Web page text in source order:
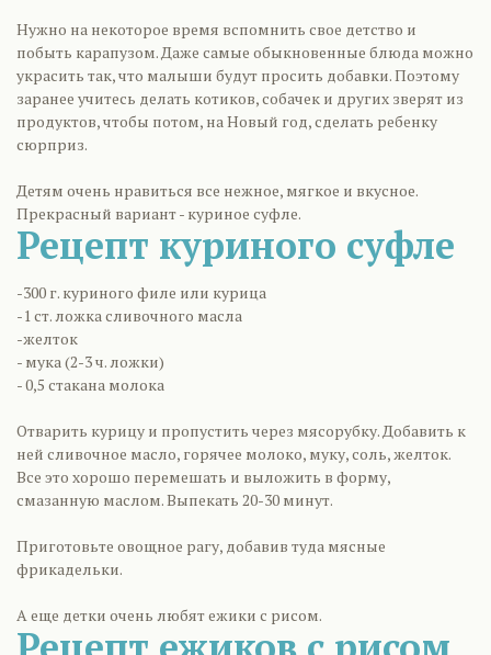
Нужно на некоторое время вспомнить свое детство и
побыть карапузом. Даже самые обыкновенные блюда можно
украсить так, что малыши будут просить добавки. Поэтому
заранее учитесь делать котиков, собачек и других зверят из
продуктов, чтобы потом, на Новый год, сделать ребенку
сюрприз.
Детям очень нравиться все нежное, мягкое и вкусное.
Прекрасный вариант - куриное суфле.
Рецепт куриного суфле
-300 г. куриного филе или курица
-1 ст. ложка сливочного масла
-желток
- мука (2-3 ч. ложки)
- 0,5 стакана молока
Отварить курицу и пропустить через мясорубку. Добавить к
ней сливочное масло, горячее молоко, муку, соль, желток.
Все это хорошо перемешать и выложить в форму,
смазанную маслом. Выпекать 20-30 минут.
Приготовьте овощное рагу, добавив туда мясные
фрикадельки.
А еще детки очень любят ежики с рисом.